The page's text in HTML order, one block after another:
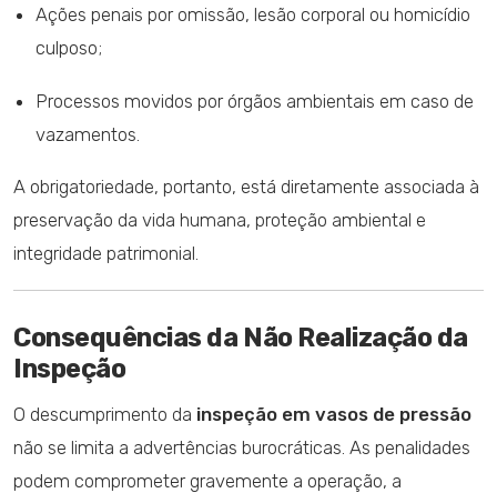
Ações penais por omissão, lesão corporal ou homicídio
culposo;
Processos movidos por órgãos ambientais em caso de
vazamentos.
A obrigatoriedade, portanto, está diretamente associada à
preservação da vida humana, proteção ambiental e
integridade patrimonial.
Consequências da Não Realização da
Inspeção
O descumprimento da inspeção em vasos de pressão
não se limita a advertências burocráticas. As penalidades
podem comprometer gravemente a operação, a